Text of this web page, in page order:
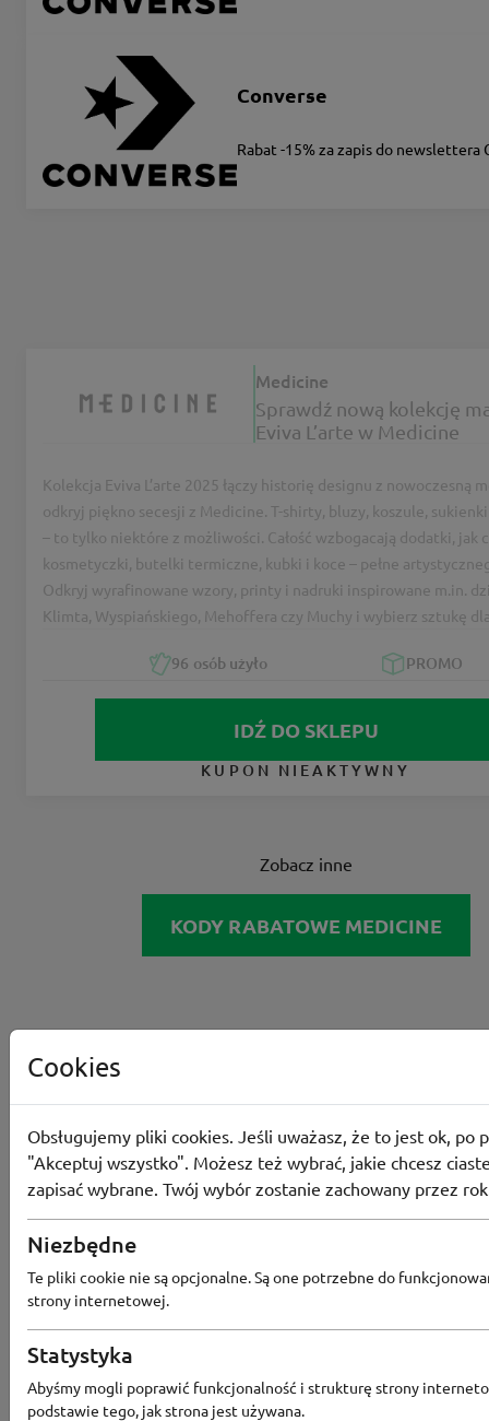
Converse
Rabat -15% za zapis do newslettera
Medicine
Sprawdź nową kolekcję
Eviva L’arte w Medicine
96 osób użyło PROMO
IDŹ DO SKLEPU
KUPON NIEAKTYWNY
Kolekcja Eviva L’arte 2025 łączy historię designu z nowoczesną
odkryj piękno secesji z Medicine. T-shirty, bluzy, koszule,
– to tylko niektóre z możliwości. Całość wzbogacają dodatki, jak
kosmetyczki, butelki termiczne, kubki i koce – pełne
Odkryj wyrafinowane wzory, printy i nadruki inspirowane m.in.
Klimta, Wyspiańskiego, Mehoffera czy Muchy i wybierz sztukę
Zobacz inne
KODY RABATOWE MEDICINE
Programu Lojalnościowego
Cookies
Obsługujemy pliki cookies. Jeśli uważasz, że to jest ok, po
"Akceptuj wszystko". Możesz też wybrać, jakie chcesz
zapisać wybrane. Twój wybór zostanie zachowany przez
Niezbędne
Te pliki cookie nie są opcjonalne. Są one potrzebne do
strony internetowej.
Statystyka
Abyśmy mogli poprawić funkcjonalność i strukturę strony
podstawie tego, jak strona jest używana.